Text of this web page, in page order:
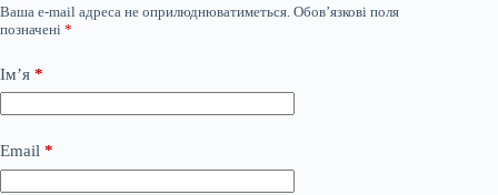
Ваша e-mail адреса не оприлюднюватиметься. Обов’язкові поля
позначені *
Ім’я *
Email *